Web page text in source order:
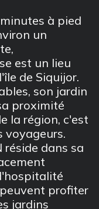
à pied
un
est un lieu
de Siquijor.
son jardin
proximité
la région, c'est
voyageurs.
réside dans sa
profiter
jardins